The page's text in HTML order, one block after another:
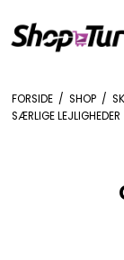
FORSIDE / SHOP /
SÆRLIGE LEJLIGHEDER